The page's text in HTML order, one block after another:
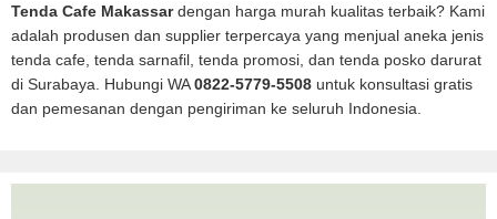
Tenda Cafe Makassardengan harga murah kualitas terbaik? Kami
adalah produsen dan supplier terpercaya yang menjual aneka jenis
tenda cafe, tenda sarnafil, tenda promosi, dan tenda posko darurat
di Surabaya. Hubungi WA0822-5779-5508 untuk konsultasi gratis
dan pemesanan dengan pengiriman ke seluruh Indonesia.